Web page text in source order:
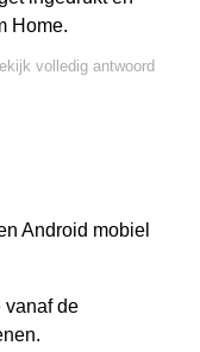
Home.
volledig antwoord
Android mobiel
vanaf de